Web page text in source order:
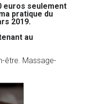
euros seulement
pratique du
2019.
au
être. Massage-